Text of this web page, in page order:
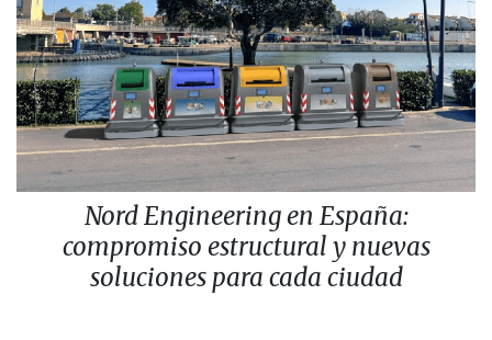
Nord Engineering en España:
compromiso estructural y nuevas
soluciones para cada ciudad